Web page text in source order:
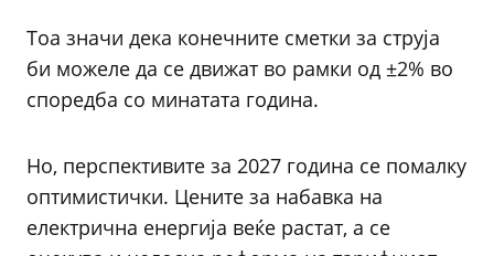
Тоа значи дека конечните сметки за струја
би можеле да се движат во рамки од ±2% во
споредба со минатата година.
Но, перспективите за 2027 година се помалку
оптимистички. Цените за набавка на
електрична енергија веќе растат, а се